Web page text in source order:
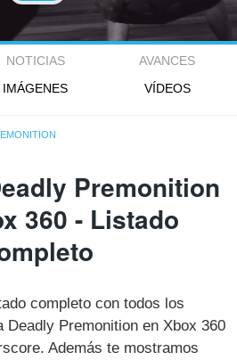
NOTICIAS
AVANCES
IMÁGENES VÍDEOS
Premonition
360 - Listado
completo con todos los
Deadly Premonition en Xbox 360
Además te mostramos